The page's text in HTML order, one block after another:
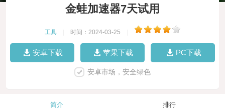
金蛙加速器7天试用
工具 时间：2024-03-25
安卓下载 苹果下载 PC下载
安卓市场，安全绿色
简介 排行